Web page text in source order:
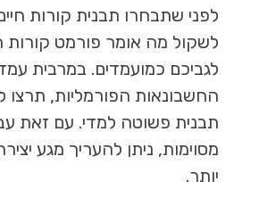
לפני שתבחרו תבנית קורות
לשקול מה אומר פורמט קורות
לגביכם כמועמדים. במרבית
החשבונאות הפורמליות, תרצו
תבנית פשוטה למדי. עם זאת
מסוימות, ניתן להעריך מגע
יותר.